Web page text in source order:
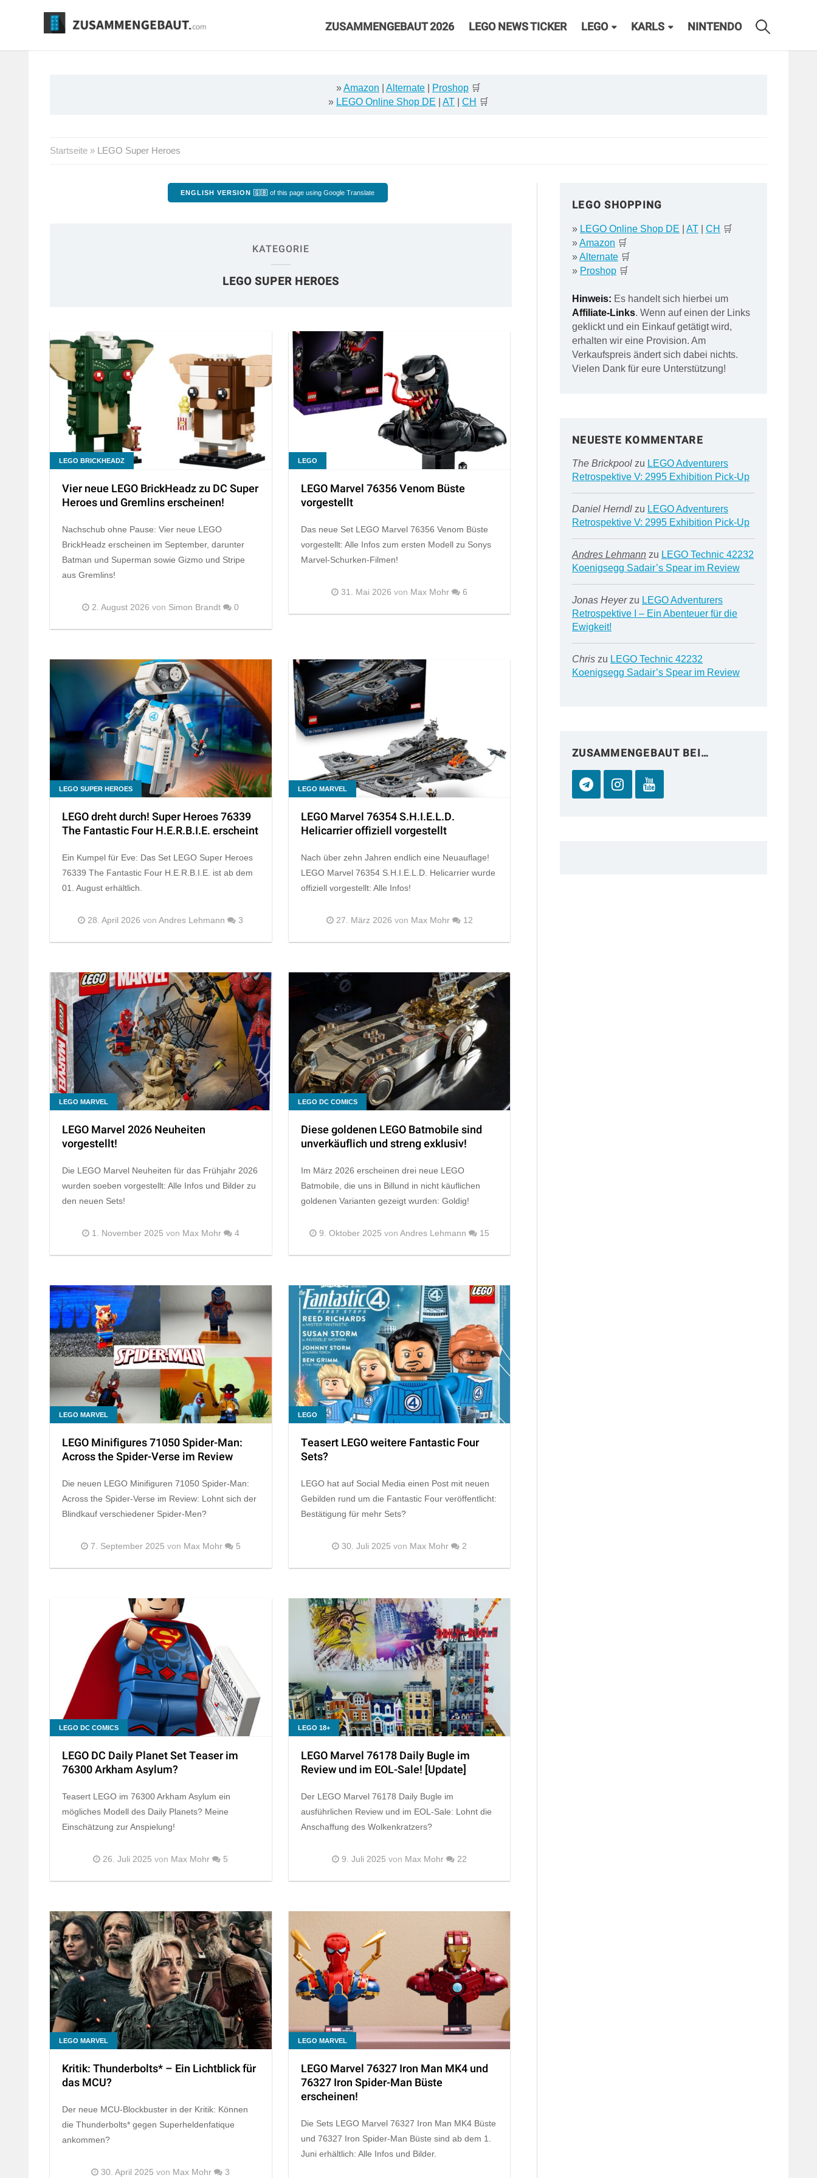
ZUSAMMENGEBAUT 2026 LEGO NEWS TICKER LEGO KARLS NINTENDO
»Amazon Alternate Proshop 🛒
» LEGO Online Shop DE AT CH 🛒
Startseite » LEGO Super Heroes
ENGLISH VERSION 🇬🇧 of this page using Google Translate
KATEGORIE
LEGO SUPER HEROES
LEGO BRICKHEADZ
Vier neue LEGO BrickHeadz zu DC Super
Heroes und Gremlins erscheinen!
Nachschub ohne Pause: Vier neue LEGO
BrickHeadz erscheinen im September, darunter
Batman und Superman sowie Gizmo und Stripe
aus Gremlins!
2. August 2026 von Simon Brandt 0
LEGO
LEGO Marvel 76356 Venom Büste
vorgestellt
Das neue Set LEGO Marvel 76356 Venom Büste
vorgestellt: Alle Infos zum ersten Modell zu Sonys
Marvel-Schurken-Filmen!
31. Mai 2026 von Max Mohr 6
LEGO SUPER HEROES
LEGO dreht durch! Super Heroes 76339
The Fantastic Four H.E.R.B.I.E. erscheint
Ein Kumpel für Eve: Das Set LEGO Super Heroes
76339 The Fantastic Four H.E.R.B.I.E. ist ab dem
01. August erhältlich.
28. April 2026 vonAndres Lehmann 3
LEGO MARVEL
LEGO Marvel 76354 S.H.I.E.L.D.
Helicarrier offiziell vorgestellt
Nach über zehn Jahren endlich eine Neuauflage!
LEGO Marvel 76354 S.H.I.E.L.D. Helicarrier wurde
offiziell vorgestellt: Alle Infos!
27. März 2026 von Max Mohr 12
LEGO MARVEL
LEGO Marvel 2026 Neuheiten
vorgestellt!
Die LEGO Marvel Neuheiten für das Frühjahr 2026
wurden soeben vorgestellt: Alle Infos und Bilder zu
den neuen Sets!
1. November 2025 von Max Mohr 4
LEGO DC COMICS
Diese goldenen LEGO Batmobile sind
unverkäuflich und streng exklusiv!
Im März 2026 erscheinen drei neue LEGO
Batmobile, die uns in Billund in nicht käuflichen
goldenen Varianten gezeigt wurden: Goldig!
9. Oktober 2025 vonAndres Lehmann 15
LEGO MARVEL
LEGO Minifigures 71050 Spider-Man:
Across the Spider-Verse im Review
Die neuen LEGO Minifiguren 71050 Spider-Man:
Across the Spider-Verse im Review: Lohnt sich der
Blindkauf verschiedener Spider-Men?
7. September 2025 von Max Mohr 5
LEGO
Teasert LEGO weitere Fantastic Four
Sets?
LEGO hat auf Social Media einen Post mit neuen
Gebilden rund um die Fantastic Four veröffentlicht:
Bestätigung für mehr Sets?
30. Juli 2025 von Max Mohr 2
LEGO DC COMICS
LEGO DC Daily Planet Set Teaser im
76300 Arkham Asylum?
Teasert LEGO im 76300 Arkham Asylum ein
mögliches Modell des Daily Planets? Meine
Einschätzung zur Anspielung!
26. Juli 2025 von Max Mohr 5
LEGO 18+
LEGO Marvel 76178 Daily Bugle im
Review und im EOL-Sale! [Update]
Der LEGO Marvel 76178 Daily Bugle im
ausführlichen Review und im EOL-Sale: Lohnt die
Anschaffung des Wolkenkratzers?
9. Juli 2025 von Max Mohr 22
LEGO MARVEL
Kritik: Thunderbolts* – Ein Lichtblick für
das MCU?
Der neue MCU-Blockbuster in der Kritik: Können
die Thunderbolts* gegen Superheldenfatique
ankommen?
30. April 2025 von Max Mohr 3
LEGO MARVEL
LEGO Marvel 76327 Iron Man MK4 und
76327 Iron Spider-Man Büste
erscheinen!
Die Sets LEGO Marvel 76327 Iron Man MK4 Büste
und 76327 Iron Spider-Man Büste sind ab dem 1.
Juni erhältlich: Alle Infos und Bilder.
LEGO SHOPPING
» LEGO Online Shop DE AT| CH 🛒
»Amazon 🛒
»Alternate🛒
» Proshop🛒
Hinweis: Es handelt sich hierbei um
Affiliate-Links. Wenn auf einen der Links
geklickt und ein Einkauf getätigt wird,
erhalten wir eine Provision. Am
Verkaufspreis ändert sich dabei nichts.
Vielen Dank für eure Unterstützung!
NEUESTE KOMMENTARE
The Brickpoolzu LEGO Adventurers
Retrospektive V: 2995 Exhibition Pick-Up
Daniel Herndlzu LEGO Adventurers
Retrospektive V: 2995 Exhibition Pick-Up
Andres Lehmannzu LEGO Technic 42232
Koenigsegg Sadair’s Spear im Review
Jonas Heyerzu LEGO Adventurers
Retrospektive I – Ein Abenteuer für die
Ewigkeit!
Chriszu LEGO Technic 42232
Koenigsegg Sadair’s Spear im Review
ZUSAMMENGEBAUT BEI…